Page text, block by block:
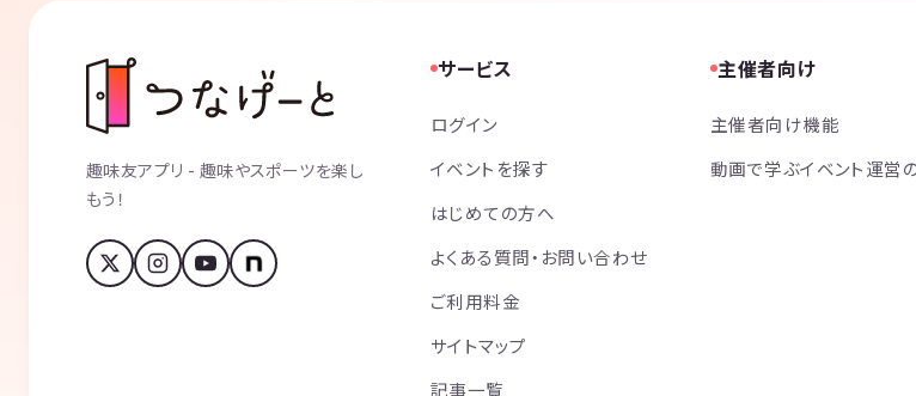
趣味友アプリ - 趣味やスポーツを楽し
もう！
サービス
ログイン
イベントを探す
はじめての方へ
よくある質問・お問い合わせ
ご利用料金
サイトマップ
記事一覧
主催者向け
主催者向け機能
動画で学ぶイベント運営